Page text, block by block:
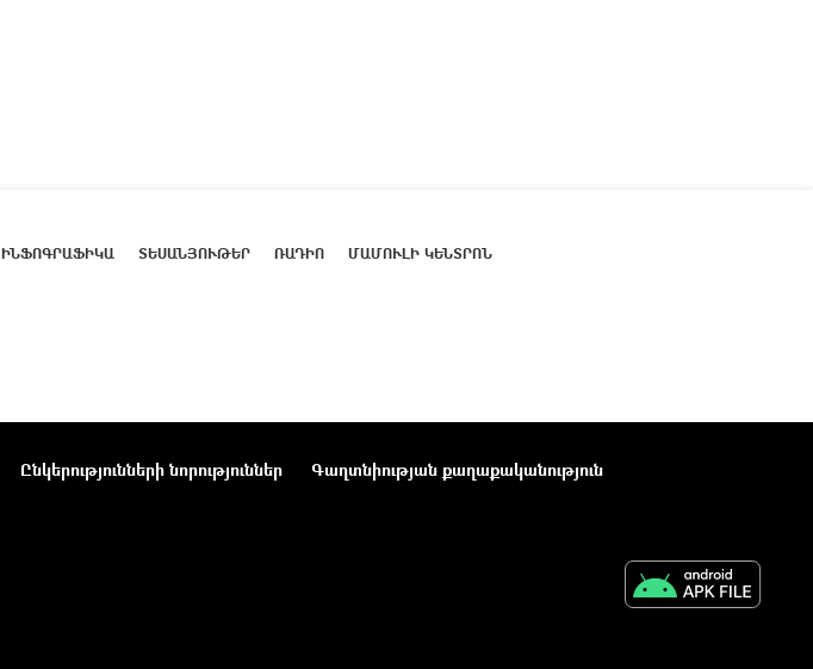
ԻՆՖՈԳՐԱՖԻԿԱ ՏԵՍԱՆՅՈՒԹԵՐ ՌԱԴԻՈ ՄԱՄՈՒԼԻ ԿԵՆՏՐՈՆ
Ընկերությունների նորություններ
Գաղտնիության քաղաքականություն